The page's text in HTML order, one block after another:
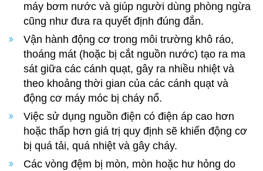
máy bơm nước và giúp người dùng phòng ngừa
cũng như đưa ra quyết định đúng đắn.
Vận hành động cơ trong môi trường khô ráo,
thoáng mát (hoặc bị cắt nguồn nước) tạo ra ma
sát giữa các cánh quạt, gây ra nhiều nhiệt và
theo khoảng thời gian của các cánh quạt và
động cơ máy móc bị cháy nổ.
Việc sử dụng nguồn điện có điện áp cao hơn
hoặc thấp hơn giá trị quy định sẽ khiến động cơ
bị quá tải, quá nhiệt và gây cháy.
Các vòng đệm bị mòn, mòn hoặc hư hỏng do